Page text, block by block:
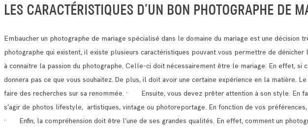
LES CARACTÉRISTIQUES D’UN BON PHOTOGRAPHE DE
Embaucher un photographe de mariage spécialisé dans le domaine du mariage est une décision
photographe qui existent, il existe plusieurs caractéristiques pouvant vous permettre de
à connaitre la passion du photographe. Celle-ci doit nécessairement être le mariage. En effet, si
donnera pas ce que vous souhaitez. De plus, il doit avoir une certaine expérience en la matière.
faire des recherches sur sa renommée. · Ensuite, vous devez prêter attention à son style. En
s’agir de photos lifestyle, artistiques, vintage ou photoreportage. En fonction de vos
· Enfin, la compréhension doit être l’une de ses grandes qualités. En effet, comment un